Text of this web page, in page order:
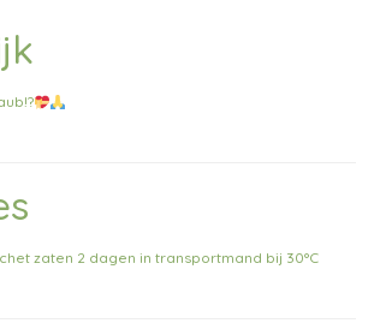
zaten 2 dagen in transportmand bij 30°C